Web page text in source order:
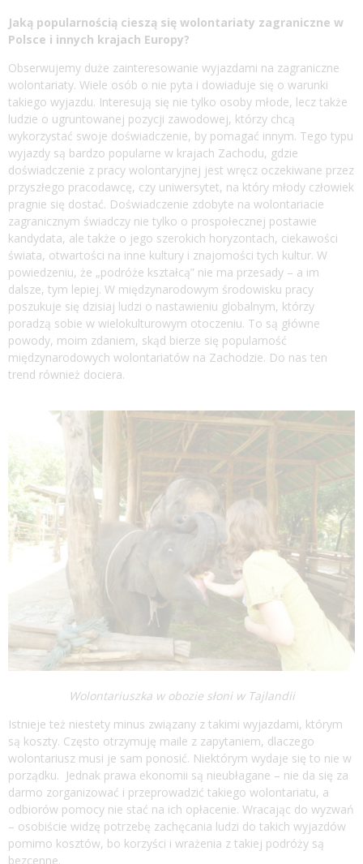
Jaką popularnością cieszą się wolontariaty zagraniczne w
Polsce i innych krajach Europy?
Obserwujemy duże zainteresowanie wyjazdami na zagraniczne
wolontariaty. Wiele osób o nie pyta i dowiaduje się o warunki
takiego wyjazdu. Interesują się nie tylko osoby młode, lecz także
ludzie o ugruntowanej pozycji zawodowej, którzy chcą
wykorzystać swoje doświadczenie, by pomagać innym. Tego typu
wyjazdy są bardzo popularne w krajach Zachodu, gdzie
doświadczenie z pracy wolontaryjnej jest wręcz oczekiwane przez
przyszłego pracodawcę, czy uniwersytet, na który młody człowiek
pragnie się dostać. Doświadczenie zdobyte na wolontariacie
zagranicznym świadczy nie tylko o prospołecznej postawie
kandydata, ale także o jego szerokich horyzontach, ciekawości
świata, otwartości na inne kultury i znajomości tych kultur. W
powiedzeniu, że „podróże kształcą” nie ma przesady – a im
dalsze, tym lepiej. W międzynarodowym środowisku pracy
poszukuje się dzisiaj ludzi o nastawieniu globalnym, którzy
poradzą sobie w wielokulturowym otoczeniu. To są główne
powody, moim zdaniem, skąd bierze się popularność
międzynarodowych wolontariatów na Zachodzie. Do nas ten
trend również dociera.
Wolontariuszka w obozie słoni w Tajlandii
Istnieje też niestety minus związany z takimi wyjazdami, którym
są koszty. Często otrzymuję maile z zapytaniem, dlaczego
wolontariusz musi je sam ponosić. Niektórym wydaje się to nie w
porządku. Jednak prawa ekonomii są nieubłagane – nie da się za
darmo zorganizować i przeprowadzić takiego wolontariatu, a
odbiorów pomocy nie stać na ich opłacenie. Wracając do wyzwań
– osobiście widzę potrzebę zachęcania ludzi do takich wyjazdów
pomimo kosztów, bo korzyści i wrażenia z takiej podróży są
bezcenne.